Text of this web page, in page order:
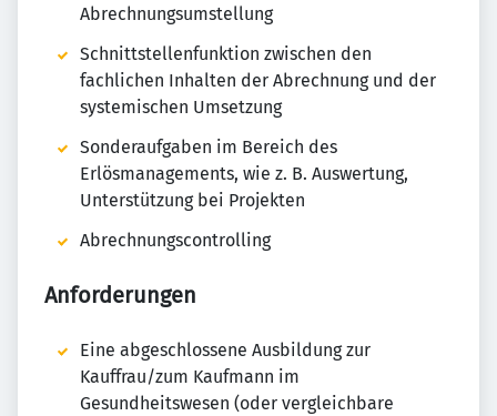
Abrechnungsumstellung
Schnittstellenfunktion zwischen den
fachlichen Inhalten der Abrechnung und der
systemischen Umsetzung
Sonderaufgaben im Bereich des
Erlösmanagements, wie z. B. Auswertung,
Unterstützung bei Projekten
Abrechnungscontrolling
Anforderungen
Eine abgeschlossene Ausbildung zur
Kauffrau/zum Kaufmann im
Gesundheitswesen (oder vergleichbare